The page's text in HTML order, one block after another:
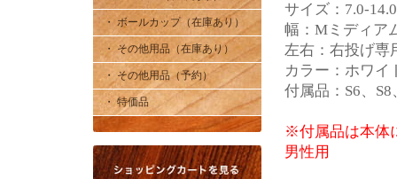
・ ボールカップ（在庫あり）
・ その他用品（在庫あり）
・ その他用品（予約）
・ 特価品
サイズ：7.0-
幅：Mミディア
左右：右投げ専
カラー：ホワイ
付属品：S6、
※付属品は本体
男性用